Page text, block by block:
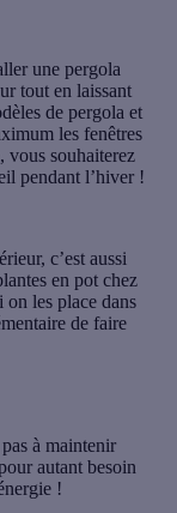
une pergola
tout en laissant
de pergola et
les fenêtres
vous souhaiterez
pendant l’hiver !
c’est aussi
en pot chez
on les place dans
de faire
à maintenir
autant besoin
!